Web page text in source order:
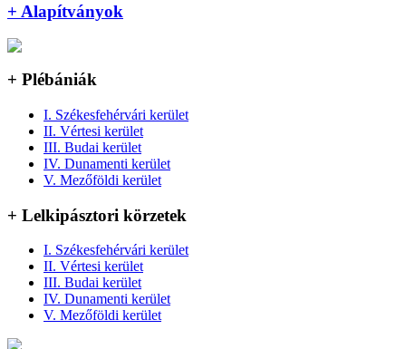
+ Alapítványok
+ Plébániák
I. Székesfehérvári kerület
II. Vértesi kerület
III. Budai kerület
IV. Dunamenti kerület
V. Mezőföldi kerület
+ Lelkipásztori körzetek
I. Székesfehérvári kerület
II. Vértesi kerület
III. Budai kerület
IV. Dunamenti kerület
V. Mezőföldi kerület